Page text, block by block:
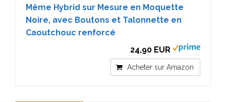
Même Hybrid sur Mesure en Moquette
Noire, avec Boutons et Talonnette en
Caoutchouc renforcé
24,90 EUR
Acheter sur Amazon